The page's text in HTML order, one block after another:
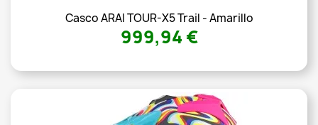
Casco ARAI TOUR-X5 Trail - Amarillo
999,94 €